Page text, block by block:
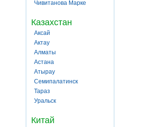
Чивитанова Марке
Казахстан
Аксай
Актау
Алматы
Астана
Атырау
Семипалатинск
Тараз
Уральск
Китай